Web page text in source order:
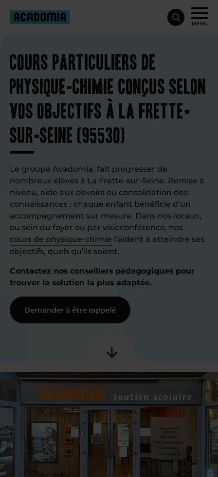
MENU
Cours particuliers de
physique-chimie conçus selon
vos objectifs à La Frette-
sur-Seine (95530)
Le groupe Acadomia, fait progresser de
nombreux élèves à La Frette-sur-Seine. Remise à
niveau, aide aux devoirs ou consolidation des
connaissances : chaque enfant bénéficie d’un
accompagnement sur mesure. Dans nos locaux,
au sein du foyer ou par visioconférence, nos
cours de physique-chimie l’aident à atteindre ses
objectifs, quels qu’ils soient.
Contactez nos conseillers pédagogiques pour
trouver la solution la plus adaptée.
Demander à être rappelé